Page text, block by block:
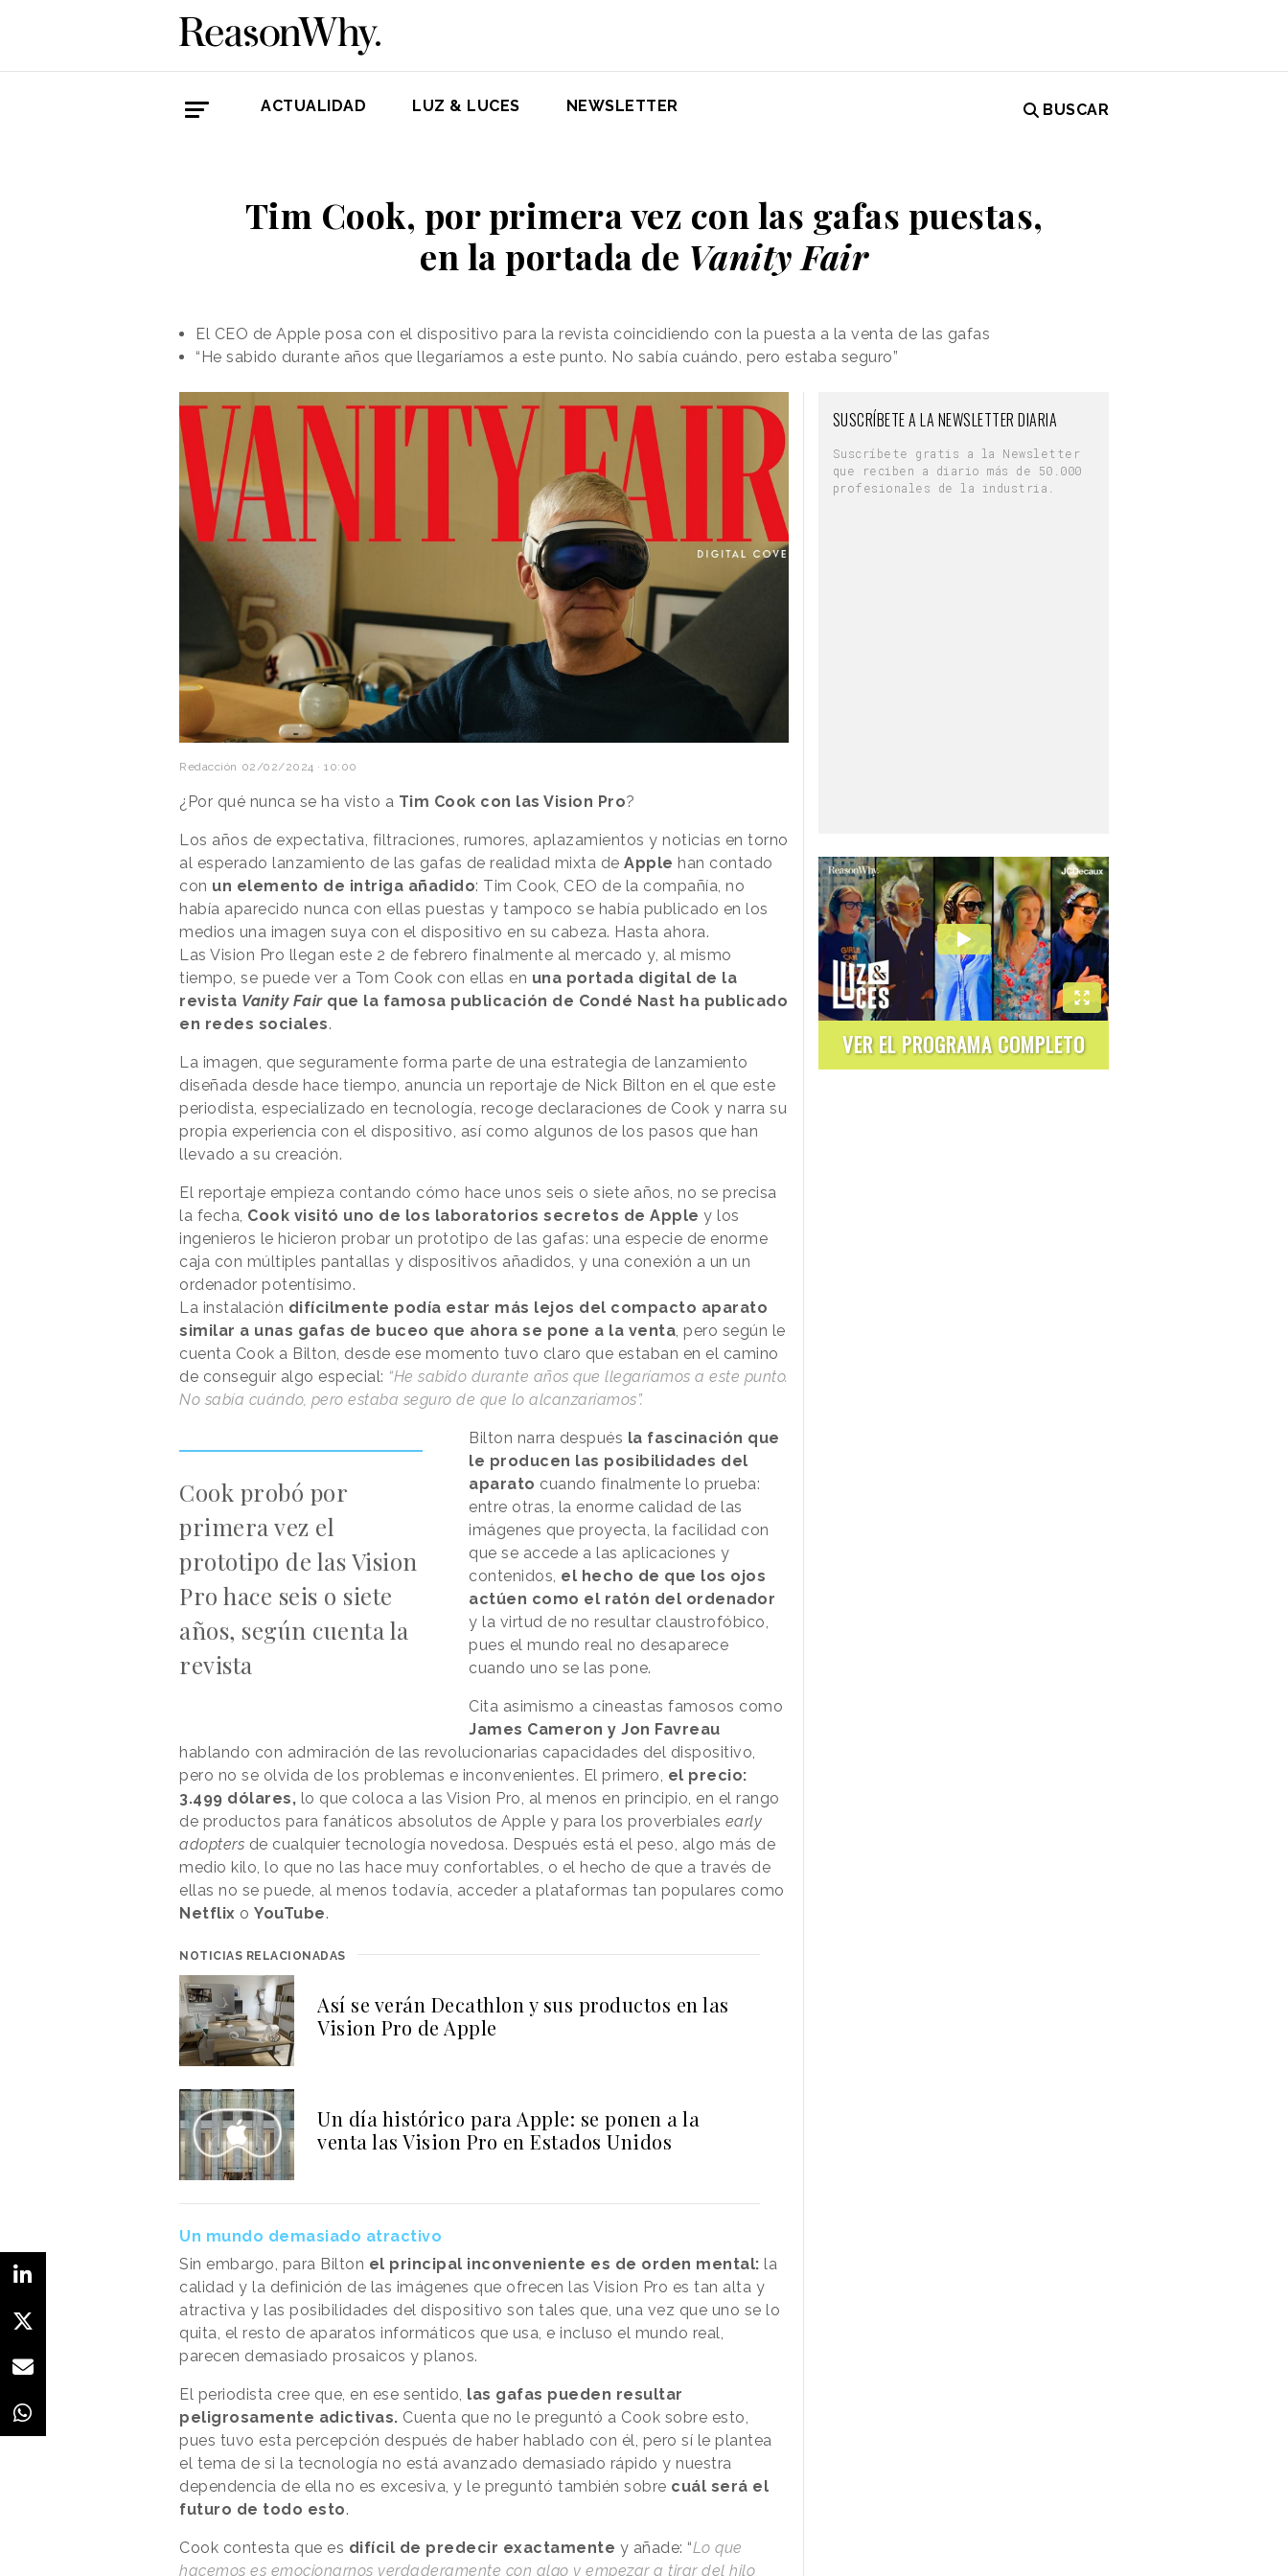
ACTUALIDAD LUZ & LUCES NEWSLETTER BUSCAR
Tim Cook, por primera vez con las gafas puestas,
en la portada de Vanity Fair
El CEO de Apple posa con el dispositivo para la revista coincidiendo con la puesta a la venta de las gafas
“He sabido durante años que llegaríamos a este punto. No sabía cuándo, pero estaba seguro”
Redacción 02/02/2024 · 10:00
¿Por qué nunca se ha visto a Tim Cook con las Vision Pro?
Los años de expectativa, filtraciones, rumores, aplazamientos y noticias en torno
al esperado lanzamiento de las gafas de realidad mixta de Apple han contado
con un elemento de intriga añadido: Tim Cook, CEO de la compañía, no
había aparecido nunca con ellas puestas y tampoco se había publicado en los
medios una imagen suya con el dispositivo en su cabeza. Hasta ahora.
Las Vision Pro llegan este 2 de febrero finalmente al mercado y, al mismo
tiempo, se puede ver a Tom Cook con ellas en una portada digital de la
revista Vanity Fairque la famosa publicación de Condé Nast ha publicado
en redes sociales.
La imagen, que seguramente forma parte de una estrategia de lanzamiento
diseñada desde hace tiempo, anuncia un reportaje de Nick Bilton en el que este
periodista, especializado en tecnología, recoge declaraciones de Cook y narra su
propia experiencia con el dispositivo, así como algunos de los pasos que han
llevado a su creación.
El reportaje empieza contando cómo hace unos seis o siete años, no se precisa
la fecha, Cook visitó uno de los laboratorios secretos de Apple y los
ingenieros le hicieron probar un prototipo de las gafas: una especie de enorme
caja con múltiples pantallas y dispositivos añadidos, y una conexión a un un
ordenador potentísimo.
La instalación difícilmente podía estar más lejos del compacto aparato
similar a unas gafas de buceo que ahora se pone a la venta, pero según le
cuenta Cook a Bilton, desde ese momento tuvo claro que estaban en el camino
de conseguir algo especial: “He sabido durante años que llegaríamos a este punto.
No sabía cuándo, pero estaba seguro de que lo alcanzaríamos”.
Cook probó por
primera vez el
prototipo de las Vision
Pro hace seis o siete
años, según cuenta la
revista
Bilton narra después la fascinación que
le producen las posibilidades del
aparato cuando finalmente lo prueba:
entre otras, la enorme calidad de las
imágenes que proyecta, la facilidad con
que se accede a las aplicaciones y
contenidos, el hecho de que los ojos
actúen como el ratón del ordenador
y la virtud de no resultar claustrofóbico,
pues el mundo real no desaparece
cuando uno se las pone.
Cita asimismo a cineastas famosos como
James Cameron y Jon Favreau
hablando con admiración de las revolucionarias capacidades del dispositivo,
pero no se olvida de los problemas e inconvenientes. El primero, el precio:
3.499 dólares, lo que coloca a las Vision Pro, al menos en principio, en el rango
de productos para fanáticos absolutos de Apple y para los proverbiales early
adopters de cualquier tecnología novedosa. Después está el peso, algo más de
medio kilo, lo que no las hace muy confortables, o el hecho de que a través de
ellas no se puede, al menos todavía, acceder a plataformas tan populares como
Netflix o YouTube.
NOTICIAS RELACIONADAS
Así se verán Decathlon y sus productos en las
Vision Pro de Apple
Un día histórico para Apple: se ponen a la
venta las Vision Pro en Estados Unidos
Un mundo demasiado atractivo
Sin embargo, para Bilton el principal inconveniente es de orden mental: la
calidad y la definición de las imágenes que ofrecen las Vision Pro es tan alta y
atractiva y las posibilidades del dispositivo son tales que, una vez que uno se lo
quita, el resto de aparatos informáticos que usa, e incluso el mundo real,
parecen demasiado prosaicos y planos.
El periodista cree que, en ese sentido, las gafas pueden resultar
peligrosamente adictivas. Cuenta que no le preguntó a Cook sobre esto,
pues tuvo esta percepción después de haber hablado con él, pero sí le plantea
el tema de si la tecnología no está avanzado demasiado rápido y nuestra
dependencia de ella no es excesiva, y le preguntó también sobre cuál será el
futuro de todo esto.
Cook contesta que es difícil de predecir exactamente y añade: “Lo que
hacemos es emocionarnos verdaderamente con algo y empezar a tirar del hilo
SUSCRÍBETE A LA NEWSLETTER DIARIA
Suscríbete gratis a la Newsletter
que reciben a diario más de 50.000
profesionales de la industria.
VER EL PROGRAMA COMPLETO